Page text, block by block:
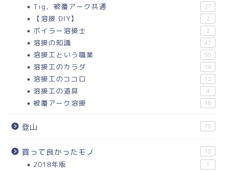
Tig，被覆アーク共通 27
【溶接 DIY】 2
ボイラー溶接士 2
溶接の知識 47
溶接工という職業 50
溶接工のカラダ 14
溶接工のココロ 12
溶接工の道具 4
被覆アーク溶接 16
登山 10
買って良かったモノ 18
2018年版 1